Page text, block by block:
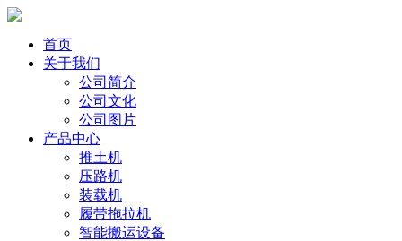
首页
关于我们
公司简介
公司文化
公司图片
产品中心
推土机
压路机
装载机
履带拖拉机
智能搬运设备